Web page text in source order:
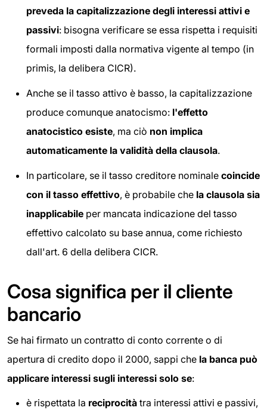
preveda la capitalizzazione degli interessi attivi e
passivi: bisogna verificare se essa rispetta i requisiti
formali imposti dalla normativa vigente al tempo (in
primis, la delibera CICR).
Anche se il tasso attivo è basso, la capitalizzazione
produce comunque anatocismo: l'effetto
anatocistico esiste, ma ciò non implica
automaticamente la validità della clausola.
In particolare, se il tasso creditore nominale coincide
con il tasso effettivo, è probabile che la clausola sia
inapplicabile per mancata indicazione del tasso
effettivo calcolato su base annua, come richiesto
dall'art. 6 della delibera CICR.
Cosa significa per il cliente
bancario
Se hai firmato un contratto di conto corrente o di
apertura di credito dopo il 2000, sappi che la banca può
applicare interessi sugli interessi solo se:
è rispettata la reciprocità tra interessi attivi e passivi,